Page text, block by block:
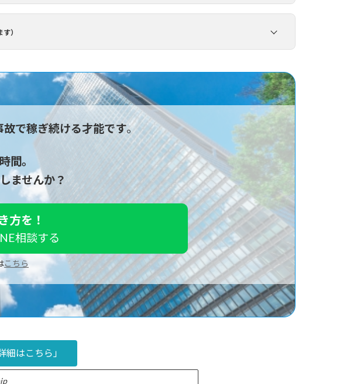
げん太」のご紹介
れないでください。
るのは、わずか20〜30程度です。目先の祝い金に釣られて悪
れないほど見てきました。
べてです。だからこそ、私はこれからタクシー業界に入る方から
バー（業界7年目）
ネル」運営
目を経験中
ズドで役立つ情報を書いています。
）
きます。
」をご用意しています。しかし、 「そもそも東京の複雑な道
り除けません。
くために、
ペーパードライバースクール.comとの提携バッ
点を事前に攻略。
つベテラン。
。
補助ブレーキを必須化。
入を徹底。
故で稼ぎ続ける才能です。
間。
ませんか？
方を！
相談する
こちら
細はこちら」